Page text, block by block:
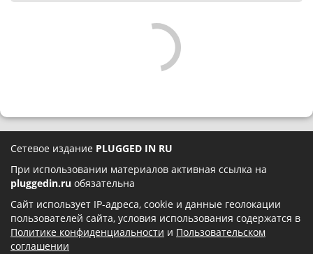
Сетевое издание PLUGGED IN RU
При использовании материалов активная ссылка на
pluggedin.ru обязательна
Сайт использует IP-адреса, cookie и данные геолокации
пользователей сайта, условия использования содержатся в
Политике конфиденциальности и Пользовательском
соглашении